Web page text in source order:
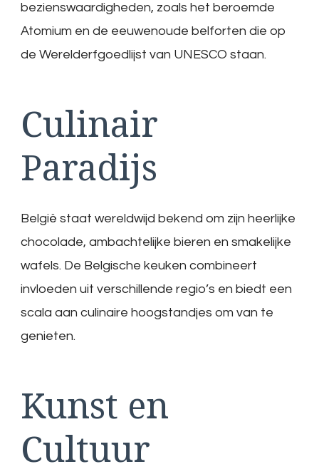
bezienswaardigheden, zoals het beroemde
Atomium en de eeuwenoude belforten die op
de Werelderfgoedlijst van UNESCO staan.
Culinair
Paradijs
België staat wereldwijd bekend om zijn heerlijke
chocolade, ambachtelijke bieren en smakelijke
wafels. De Belgische keuken combineert
invloeden uit verschillende regio’s en biedt een
scala aan culinaire hoogstandjes om van te
genieten.
Kunst en
Cultuur